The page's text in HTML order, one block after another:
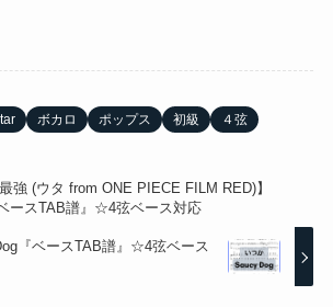
ボカロ ポップス 初級 ４弦
最強 (ウタ from ONE PIECE FILM RED)】
ースTAB譜』☆4弦ベース対応
『ベースTAB譜』☆4弦ベース